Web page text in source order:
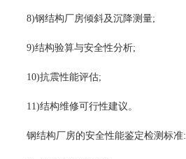
8)钢结构厂房倾斜及沉降测量;
9)结构验算与安全性分析;
10)抗震性能评估;
11)结构维修可行性建议。
钢结构厂房的安全性能鉴定检测标准: